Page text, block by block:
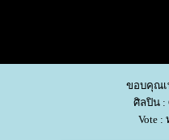
ขอบคุณเ
ศิลปิน :
Vote